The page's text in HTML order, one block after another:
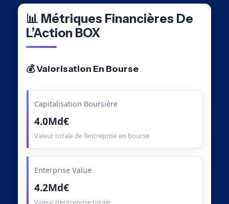
📊 Métriques Financières De
L’Action BOX
💰 Valorisation En Bourse
Capitalisation Boursière
4.0Md€
Valeur totale de l’entreprise en bourse
Enterprise Value
4.2Md€
Valeur d’entreprise totale